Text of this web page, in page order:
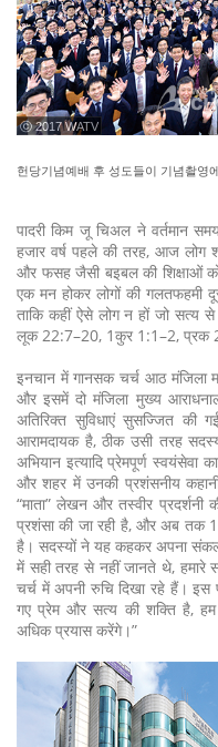
ⓒ 2017 WATV
헌당기념예배 후 성도들이 기념촬영
पादरी किम जू चिअल ने वर्तमान
हजार वर्ष पहले की तरह, आज लोग
और फसह जैसी बइबल की शिक्षाओं
एक मन होकर लोगों की गलतफहमी
ताकि कहीं ऐसे लोग न हों जो सत्य
लूक 22:7–20, 1कुर 1:1–2, प्रक
इनचान में गानसक चर्च आठ मंजिला
और इसमें दो मंजिला मुख्य
अतिरिक्त सुविधाएं सुसज्जित की
आरामदायक है, ठीक उसी तरह
अभियान इत्यादि प्रेमपूर्ण स्वयंसेवा
और शहर में उनकी प्रशंसनीय
“माता” लेखन और तस्वीर प्रदर्शनी
प्रशंसा की जा रही है, और अब तक
है। सदस्यों ने यह कहकर अपना
में सही तरह से नहीं जानते थे, हमारे
चर्च में अपनी रुचि दिखा रहे हैं। इस
गए प्रेम और सत्य की शक्ति है,
अधिक प्रयास करेंगे।”